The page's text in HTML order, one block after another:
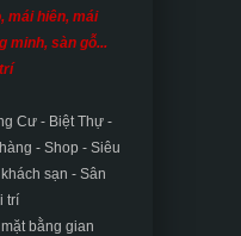
mái hiên, mái
minh, sàn gỗ...
Cư - Biệt Thự -
- Shop - Siêu
sạn - Sân
trí
bằng gian